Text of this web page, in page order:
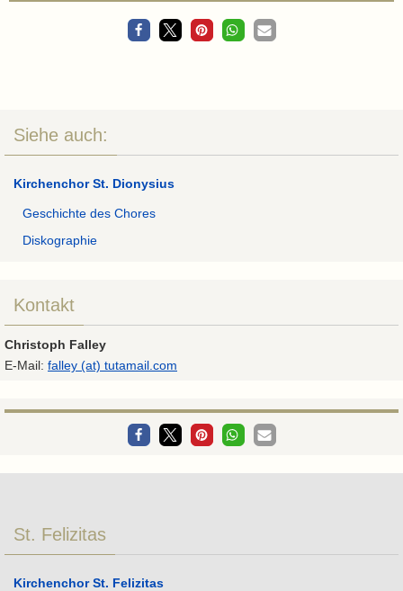
Siehe auch:
Kirchenchor St. Dionysius
Geschichte des Chores
Diskographie
Kontakt
Christoph Falley
E-Mail: falley (at) tutamail.com
St. Felizitas
Kirchenchor St. Felizitas